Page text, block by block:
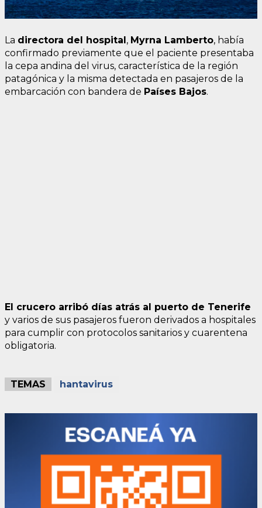
La directora del hospital , Myrna Lamberto, había
confirmado previamente que el paciente presentaba
la cepa andina del virus, característica de la región
patagónica y la misma detectada en pasajeros de la
embarcación con bandera de Países Bajos.
El crucero arribó días atrás al puerto de Tenerife
y varios de sus pasajeros fueron derivados a hospitales
para cumplir con protocolos sanitarios y cuarentena
obligatoria.
TEMAS hantavirus